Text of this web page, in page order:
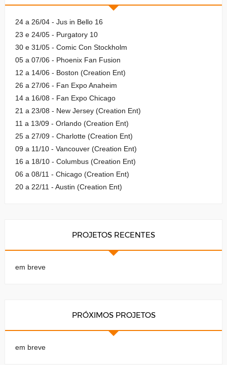
24 a 26/04 - Jus in Bello 16
23 e 24/05 - Purgatory 10
30 e 31/05 - Comic Con Stockholm
05 a 07/06 - Phoenix Fan Fusion
12 a 14/06 - Boston (Creation Ent)
26 a 27/06 - Fan Expo Anaheim
14 a 16/08 - Fan Expo Chicago
21 a 23/08 - New Jersey (Creation Ent)
11 a 13/09 - Orlando (Creation Ent)
25 a 27/09 - Charlotte (Creation Ent)
09 a 11/10 - Vancouver (Creation Ent)
16 a 18/10 - Columbus (Creation Ent)
06 a 08/11 - Chicago (Creation Ent)
20 a 22/11 - Austin (Creation Ent)
PROJETOS RECENTES
em breve
PRÓXIMOS PROJETOS
em breve